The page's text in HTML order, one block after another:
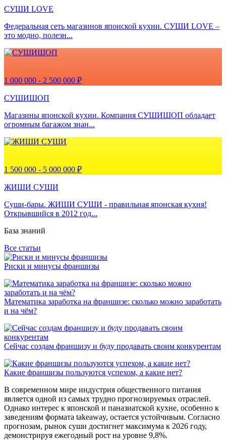
СУШИ LOVE
Федеральная сеть магазинов японской кухни. CУШИ LOVE –
это модно, полезн...
1 000 000 - 2 500 000 ₽
СУШИШОП
Магазины японской кухни. Компания СУШИШОП обладает
огромным багажом знан...
1 500 000 - 5 000 000 ₽
ЖИШИ СУШИ
Суши-бары. ЖИШИ СУШИ - правильная японская кухня!
Открывшийся в 2012 год...
База знаний
Все статьи
Риски и минусы франшизы
Математика заработка на франшизе: сколько можно заработать
и на чём?
Сейчас создам франшизу и буду продавать своим конкурентам
Какие франшизы пользуются успехом, а какие нет?
В современном мире индустрия общественного питания
является одной из самых трудно прогнозируемых отраслей.
Однако интерес к японской и паназиатской кухне, особенно к
заведениям формата takeaway, остается устойчивым. Согласно
прогнозам, рынок суши достигнет максимума к 2026 году,
демонстрируя ежегодный рост на уровне 9,8%.